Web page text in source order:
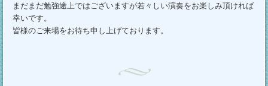
まだまだ勉強途上ではございますが若々しい演奏をお楽しみ頂ければ
幸いです。
皆様のご来場をお待ち申し上げております。